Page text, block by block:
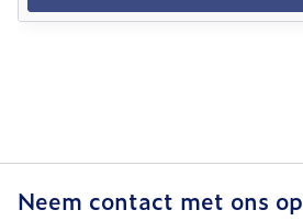
Neem contact met ons op